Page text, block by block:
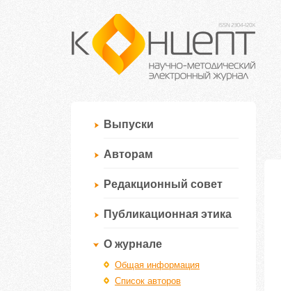
Выпуски
Авторам
Редакционный совет
Публикационная этика
О журнале
Общая информация
Список авторов